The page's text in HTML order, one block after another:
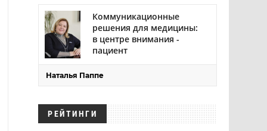
Коммуникационные
решения для медицины:
в центре внимания -
пациент
Наталья Паппе
РЕЙТИНГИ